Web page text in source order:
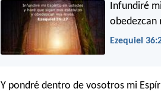
Infundiré
obedezcan
Ezequiel
Y pondré dentro de vosotros mi